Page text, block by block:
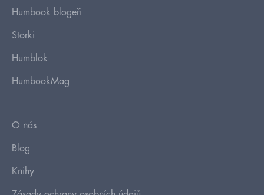
Humbook blogeři
Storki
Humblok
HumbookMag
O nás
Blog
Knihy